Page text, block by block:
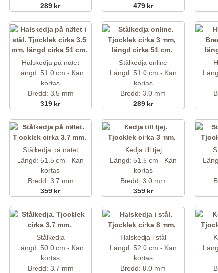
289 kr 479 kr
Halskedja på nätet
Längd: 51.0 cm - Kan
kortas
Bredd: 3.5 mm
319 kr
Stålkedja online
Längd: 51.0 cm - Kan
kortas
Bredd: 3.0 mm
289 kr
Stålkedja på nätet
Längd: 51.5 cm - Kan
kortas
Bredd: 3.7 mm
359 kr
Kedja till tjej
Längd: 51.5 cm - Kan
kortas
Bredd: 3.0 mm
359 kr
Stålkedja
Längd: 50.0 cm - Kan
kortas
Bredd: 3.7 mm
Halskedja i stål
Längd: 52.0 cm - Kan
kortas
Bredd: 8.0 mm